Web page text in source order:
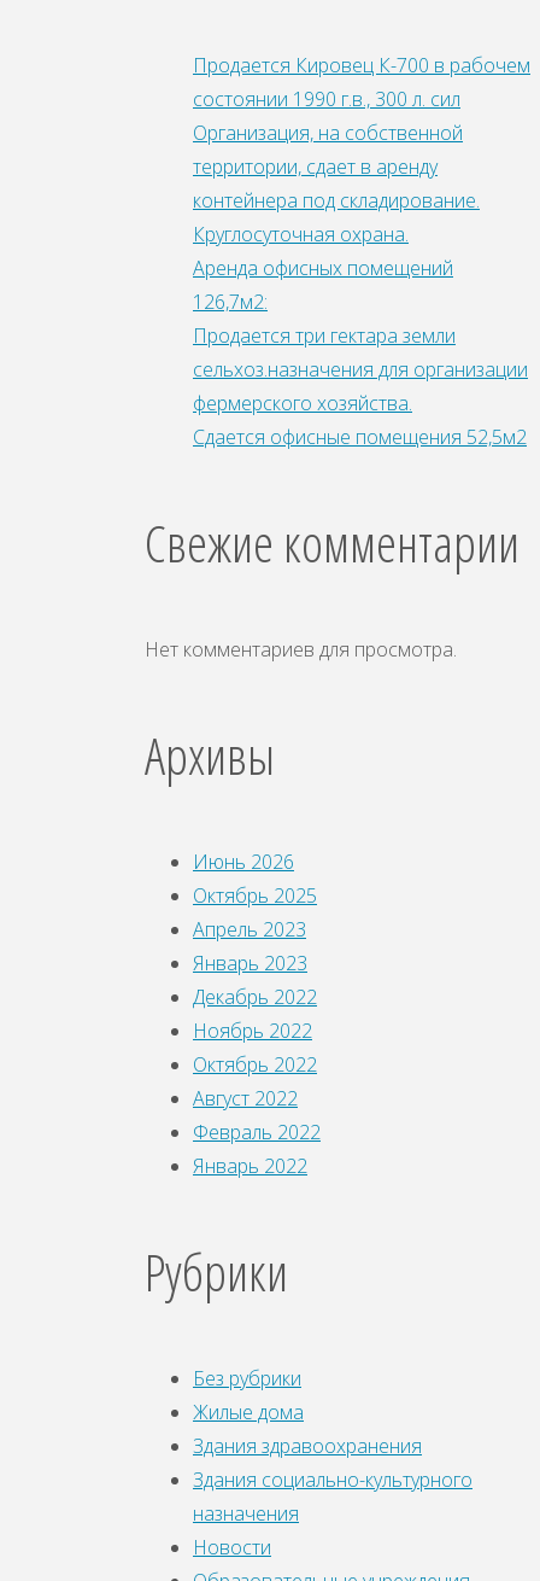
Продается Кировец К-700 в рабочем
состоянии 1990 г.в., 300 л. сил
Организация, на собственной
территории, сдает в аренду
контейнера под складирование.
Круглосуточная охрана.
Аренда офисных помещений
126,7м2:
Продается три гектара земли
сельхоз.назначения для организации
фepмepcкoгo xoзяйства.
Сдается офисные помещения 52,5м2
Свежие комментарии
Нет комментариев для просмотра.
Архивы
Июнь 2026
Октябрь 2025
Апрель 2023
Январь 2023
Декабрь 2022
Ноябрь 2022
Октябрь 2022
Август 2022
Февраль 2022
Январь 2022
Рубрики
Без рубрики
Жилые дома
Здания здравоохранения
Здания социально-культурного
назначения
Новости